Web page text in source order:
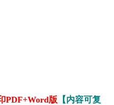
PDF+Word版 【内容可复